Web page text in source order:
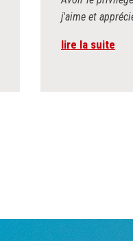
j'aime et
lire la suite